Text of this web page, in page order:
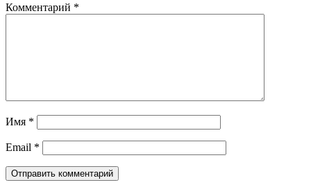
Комментарий *
Имя *
Email *